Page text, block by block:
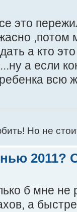
это
а кто
а если
всю
Но не
2011?
б мне не
а